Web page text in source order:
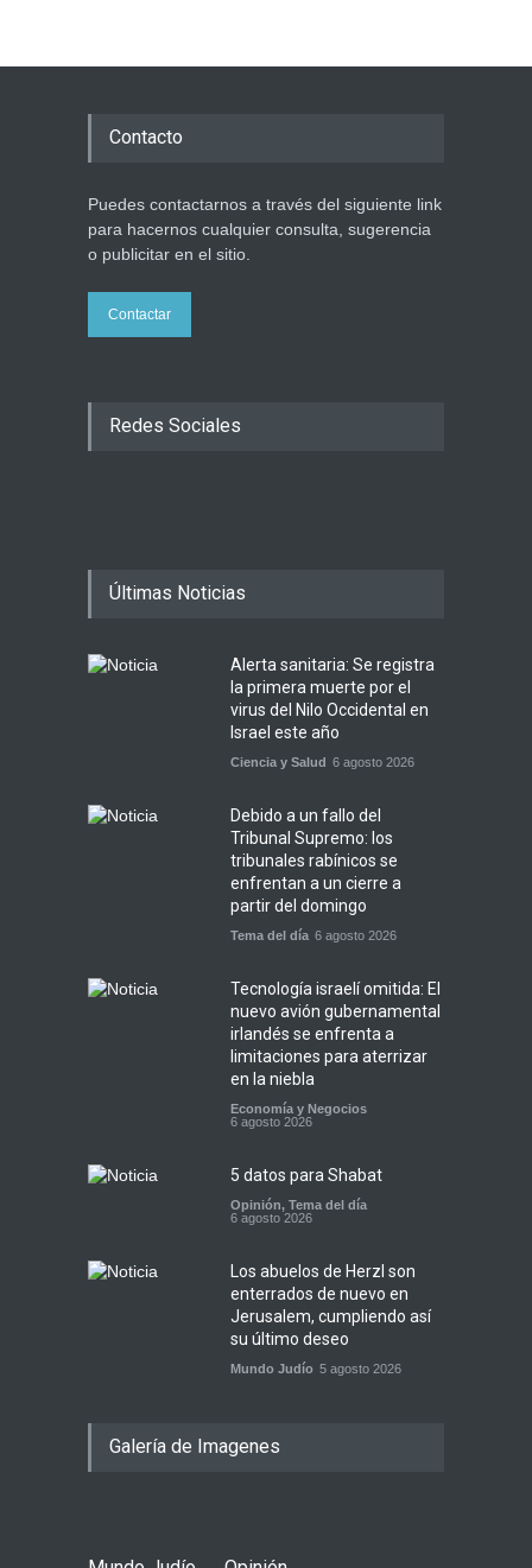
Contacto
Puedes contactarnos a través del siguiente link
para hacernos cualquier consulta, sugerencia
o publicitar en el sitio.
Contactar
Redes Sociales
Últimas Noticias
Alerta sanitaria: Se registra
la primera muerte por el
virus del Nilo Occidental en
Israel este año
Ciencia y Salud 6 agosto 2026
Debido a un fallo del
Tribunal Supremo: los
tribunales rabínicos se
enfrentan a un cierre a
partir del domingo
Tema del día 6 agosto 2026
Tecnología israelí omitida: El
nuevo avión gubernamental
irlandés se enfrenta a
limitaciones para aterrizar
en la niebla
Economía y Negocios
6 agosto 2026
5 datos para Shabat
Opinión, Tema del día
6 agosto 2026
Los abuelos de Herzl son
enterrados de nuevo en
Jerusalem, cumpliendo así
su último deseo
Mundo Judío 5 agosto 2026
Galería de Imagenes